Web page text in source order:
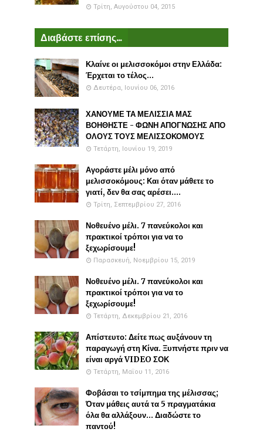
Τρίτη, Αυγούστου 04, 2015
Διαβάστε επίσης...
Κλαίνε οι μελισσοκόμοι στην Ελλάδα:
Έρχεται το τέλος...
Δευτέρα, Ιουνίου 06, 2016
ΧΑΝΟΥΜΕ ΤΑ ΜΕΛΙΣΣΙΑ ΜΑΣ
ΒΟΗΘΗΣΤΕ - ΦΩΝΗ ΑΠΟΓΝΩΣΗΣ ΑΠΟ
ΟΛΟΥΣ ΤΟΥΣ ΜΕΛΙΣΣΟΚΟΜΟΥΣ
Τετάρτη, Ιουνίου 19, 2019
Αγοράστε μέλι μόνο από
μελισσοκόμους: Και όταν μάθετε το
γιατί, δεν θα σας αρέσει....
Τρίτη, Σεπτεμβρίου 27, 2016
Νοθευένο μέλι. 7 πανεύκολοι και
πρακτικοί τρόποι για να το
ξεχωρίσουμε!
Παρασκευή, Νοεμβρίου 15, 2019
Νοθευένο μέλι. 7 πανεύκολοι και
πρακτικοί τρόποι για να το
ξεχωρίσουμε!
Τετάρτη, Δεκεμβρίου 21, 2016
Απίστευτο: Δείτε πως αυξάνουν τη
παραγωγή στη Κίνα. Ξυπνήστε πριν να
είναι αργά VIDEO ΣΟΚ
Τετάρτη, Μαΐου 11, 2016
Φοβάσαι το τσίμπημα της μέλισσας;
Όταν μάθεις αυτά τα 5 πραγματάκια
όλα θα αλλάξουν... Διαδώστε το
παντού!